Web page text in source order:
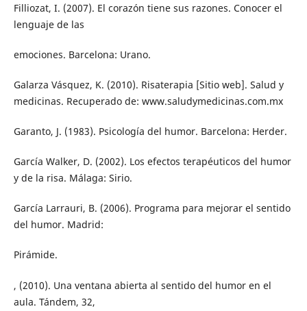
Filliozat, I. (2007). El corazón tiene sus razones. Conocer el
lenguaje de las
emociones. Barcelona: Urano.
Galarza Vásquez, K. (2010). Risaterapia [Sitio web]. Salud y
medicinas. Recuperado de: www.saludymedicinas.com.mx
Garanto, J. (1983). Psicología del humor. Barcelona: Herder.
García Walker, D. (2002). Los efectos terapéuticos del humor
y de la risa. Málaga: Sirio.
García Larrauri, B. (2006). Programa para mejorar el sentido
del humor. Madrid:
Pirámide.
, (2010). Una ventana abierta al sentido del humor en el
aula. Tándem, 32,